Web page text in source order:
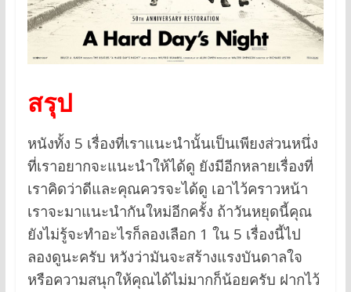
สรุป
หนังทั้ง 5 เรื่องที่เราแนะนำนั้นเป็นเพียงส่วนหนึ่ง
ที่เราอยากจะแนะนำให้ได้ดู ยังมีอีกหลายเรื่องที่
เราคิดว่าดีและคุณควรจะได้ดู เอาไว้คราวหน้า
เราจะมาแนะนำกันใหม่อีกครั้ง ถ้าวันหยุดนี้คุณ
ยังไม่รู้จะทำอะไรก็ลองเลือก 1 ใน 5 เรื่องนี้ไป
ลองดูนะครับ หวังว่ามันจะสร้างแรงบันดาลใจ
หรือความสนุกให้คุณได้ไม่มากก็น้อยครับ ฝากไว้